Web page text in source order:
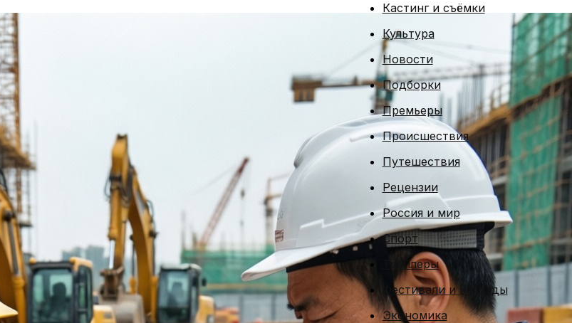
Кастинг и съёмки
Культура
Новости
Подборки
Премьеры
Происшествия
Путешествия
Рецензии
Россия и мир
Спорт
Трейлеры
Фестивали и награды
Экономика